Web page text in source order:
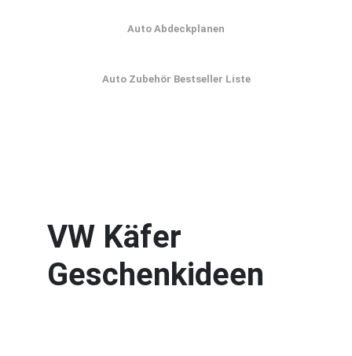
Auto Abdeckplanen
Auto Zubehör Bestseller Liste
VW Käfer
Geschenkideen